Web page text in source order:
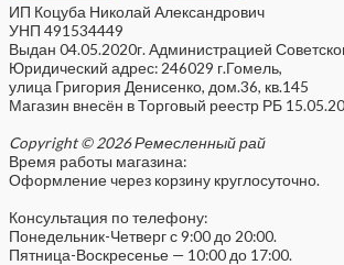
ИП Коцуба Николай Александрович
УНП 491534449
Выдан 04.05.2020г. Администрацией
Юридический адрес: 246029 г.Гомель,
улица Григория Денисенко, дом.36, кв.145
Магазин внесён в Торговый реестр РБ
Copyright © 2026 Ремесленный рай
Время работы магазина:
Оформление через корзину круглосуточно.
Консультация по телефону:
Понедельник-Четверг с 9:00 до 20:00.
Пятница-Воскресенье — 10:00 до 17:00.